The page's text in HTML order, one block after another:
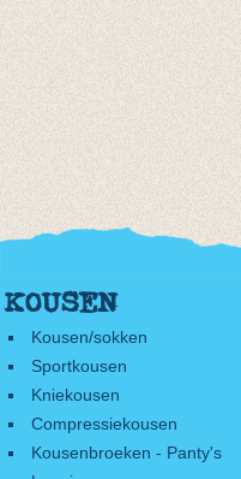
KOUSEN
Kousen/sokken
Sportkousen
Kniekousen
Compressiekousen
Kousenbroeken - Panty's